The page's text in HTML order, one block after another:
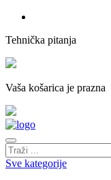
Tehnička pitanja
Vaša košarica je prazna
Sve kategorije